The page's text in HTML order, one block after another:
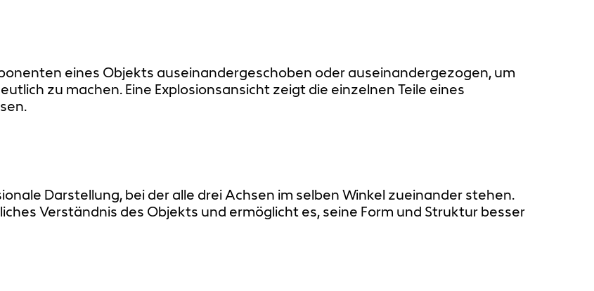
eines Objekts auseinandergeschoben oder auseinandergezogen, um
zu machen. Eine Explosionsansicht zeigt die einzelnen Teile eines
Darstellung, bei der alle drei Achsen im selben Winkel zueinander stehen.
Verständnis des Objekts und ermöglicht es, seine Form und Struktur besser